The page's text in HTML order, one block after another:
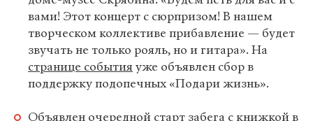
вами! Этот концерт с сюрпризом! В нашем
творческом коллективе прибавление — будет
звучать не только рояль, но и гитара». На
странице событияуже объявлен сбор в
поддержку подопечных «Подари жизнь».
Объявлен очередной старт забега с книжкой в